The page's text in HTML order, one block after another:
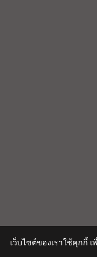
เว็บไซต์ของเราใช้คุกกี้